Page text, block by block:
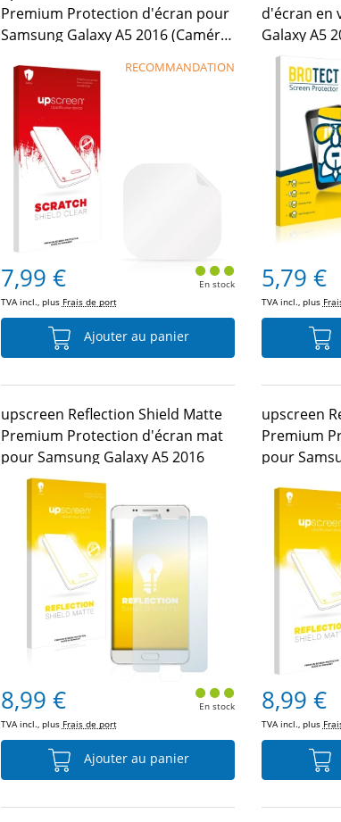
Premium Protection d'écran pour
Samsung Galaxy A5 2016 (Caméra
RECOMMANDATION
7,99 €
TVA incl., plus Frais de port
En stock
Ajouter au panier
d'écran en
Galaxy A5
5,79 €
TVA incl., plus
upscreen Reflection Shield Matte
Premium Protection d'écran mat
pour Samsung Galaxy A5 2016
8,99 €
TVA incl., plus Frais de port
En stock
Ajouter au panier
upscreen
Premium
pour
8,99 €
TVA incl., plus